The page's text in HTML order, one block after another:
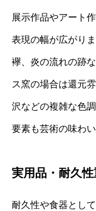
展示作品やアート
表現の幅が広がり
襷、炎の流れの跡
ス窯の場合は還元
沢などの複雑な色
要素も芸術の味わい
実用品・耐久
耐久性や食器とし